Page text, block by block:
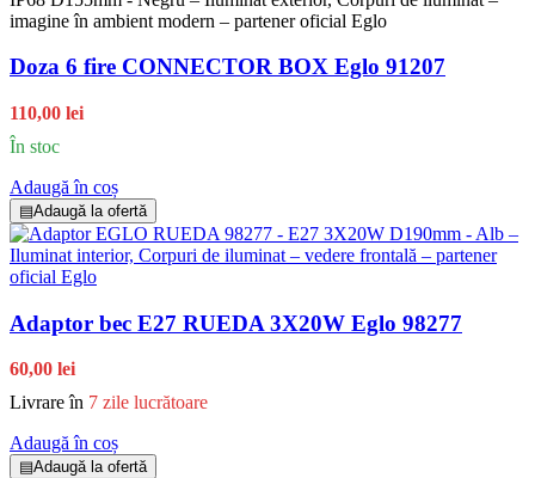
Doza 6 fire CONNECTOR BOX Eglo 91207
110,00 lei
În stoc
Adaugă în coș
▤Adaugă la ofertă
Adaptor bec E27 RUEDA 3X20W Eglo 98277
60,00 lei
Livrare în 7 zile lucrătoare
Adaugă în coș
▤Adaugă la ofertă